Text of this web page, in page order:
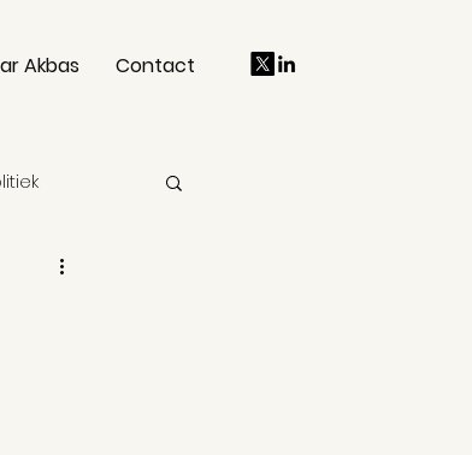
Akbas Contact
maatschappij